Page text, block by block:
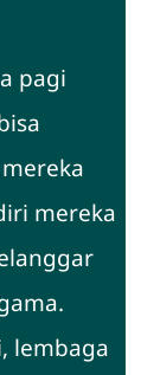
pagi
mereka
lembaga